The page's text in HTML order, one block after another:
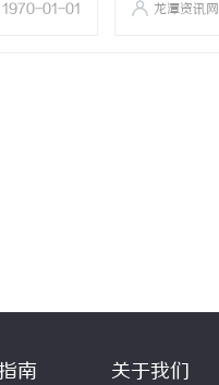
1970-01-01 龙潭资讯网
南 关于我们